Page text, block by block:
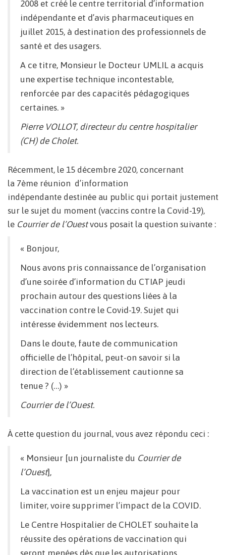
2008 et créé le centre territorial d’information
indépendante et d’avis pharmaceutiques en
juillet 2015, à destination des professionnels de
santé et des usagers.
A ce titre, Monsieur le Docteur UMLIL a acquis
une expertise technique incontestable,
renforcée par des capacités pédagogiques
certaines. »
Pierre VOLLOT, directeur du centre hospitalier
(CH) de Cholet.
Récemment, le 15 décembre 2020, concernant
la 7ème réunion d’information
indépendante destinée au public qui portait justement
sur le sujet du moment (vaccins contre la Covid-19),
le Courrier de l’Ouestvous posait la question suivante :
« Bonjour,
Nous avons pris connaissance de l’organisation
d’une soirée d’information du CTIAP jeudi
prochain autour des questions liées à la
vaccination contre le Covid-19. Sujet qui
intéresse évidemment nos lecteurs.
Dans le doute, faute de communication
officielle de l’hôpital, peut-on savoir si la
direction de l’établissement cautionne sa
tenue ? (…) »
Courrier de l’Ouest.
À cette question du journal, vous avez répondu ceci :
« Monsieur [un journaliste du Courrier de
l’Ouest],
La vaccination est un enjeu majeur pour
limiter, voire supprimer l’impact de la COVID.
Le Centre Hospitalier de CHOLET souhaite la
réussite des opérations de vaccination qui
seront menées dès que les autorisations